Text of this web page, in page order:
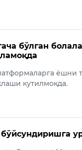
бўлган
кутилмоқда.